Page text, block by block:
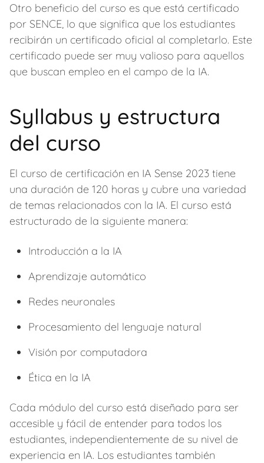
Otro beneficio del curso es que está certificado
por SENCE, lo que significa que los estudiantes
recibirán un certificado oficial al completarlo. Este
certificado puede ser muy valioso para aquellos
que buscan empleo en el campo de la IA.
Syllabus y estructura
del curso
El curso de certificación en IA Sense 2023 tiene
una duración de 120 horas y cubre una variedad
de temas relacionados con la IA. El curso está
estructurado de la siguiente manera:
Introducción a la IA
Aprendizaje automático
Redes neuronales
Procesamiento del lenguaje natural
Visión por computadora
Ética en la IA
Cada módulo del curso está diseñado para ser
accesible y fácil de entender para todos los
estudiantes, independientemente de su nivel de
experiencia en IA. Los estudiantes también